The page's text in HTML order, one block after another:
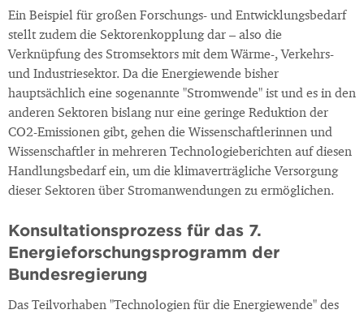
Ein Beispiel für großen Forschungs- und Entwicklungsbedarf
stellt zudem die Sektorenkopplung dar – also die
Verknüpfung des Stromsektors mit dem Wärme-, Verkehrs-
und Industriesektor. Da die Energiewende bisher
hauptsächlich eine sogenannte "Stromwende" ist und es in den
anderen Sektoren bislang nur eine geringe Reduktion der
CO2-Emissionen gibt, gehen die Wissenschaftlerinnen und
Wissenschaftler in mehreren Technologieberichten auf diesen
Handlungsbedarf ein, um die klimaverträgliche Versorgung
dieser Sektoren über Stromanwendungen zu ermöglichen.
Konsultationsprozess für das 7.
Energieforschungsprogramm der
Bundesregierung
Das Teilvorhaben "Technologien für die Energiewende" des